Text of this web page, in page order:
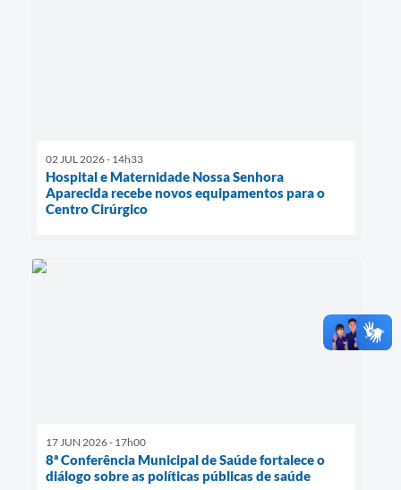
02 JUL 2026 - 14h33
Hospital e Maternidade Nossa Senhora
Aparecida recebe novos equipamentos para o
Centro Cirúrgico
17 JUN 2026 - 17h00
8ª Conferência Municipal de Saúde fortalece o
diálogo sobre as políticas públicas de saúde